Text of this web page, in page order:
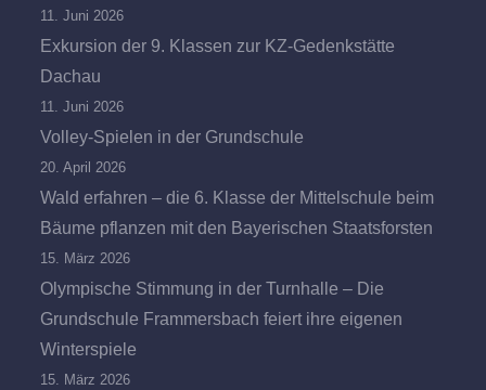
11. Juni 2026
Exkursion der 9. Klassen zur KZ-Gedenkstätte
Dachau
11. Juni 2026
Volley-Spielen in der Grundschule
20. April 2026
Wald erfahren – die 6. Klasse der Mittelschule beim
Bäume pflanzen mit den Bayerischen Staatsforsten
15. März 2026
Olympische Stimmung in der Turnhalle – Die
Grundschule Frammersbach feiert ihre eigenen
Winterspiele
15. März 2026